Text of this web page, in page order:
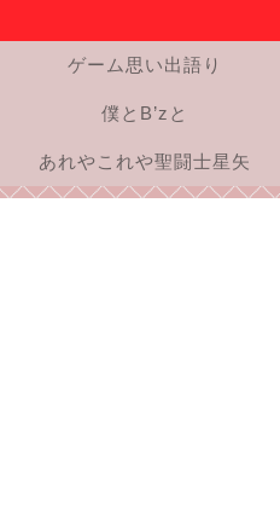
ゲーム思い出語り
僕とB’zと
あれやこれや聖闘士星矢